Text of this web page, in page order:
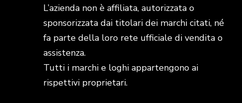
L’azienda non è affiliata, autorizzata o
sponsorizzata dai titolari dei marchi citati, né
fa parte della loro rete ufficiale di vendita o
assistenza.
Tutti i marchi e loghi appartengono ai
rispettivi proprietari.